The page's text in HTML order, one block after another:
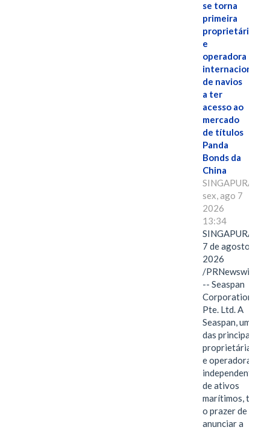
se torna
primeira
proprietária
e
operadora
internacional
de navios
a ter
acesso ao
mercado
de títulos
Panda
Bonds da
China
SINGAPURA,
sex, ago 7
2026
13:34
SINGAPURA,
7 de agosto de
2026
/PRNewswire/
-- Seaspan
Corporation
Pte. Ltd. A
Seaspan, uma
das principais
proprietárias
e operadoras
independentes
de ativos
marítimos, tem
o prazer de
anunciar a